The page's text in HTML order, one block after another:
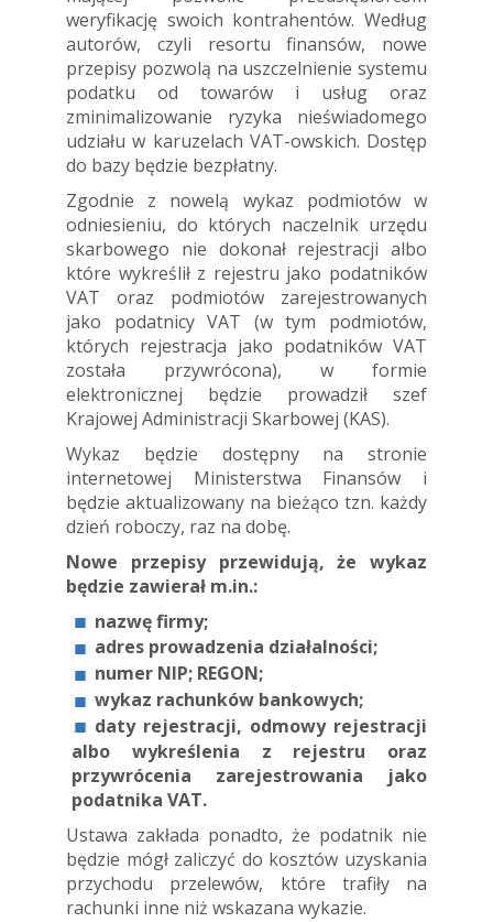
weryfikację swoich kontrahentów. Według
autorów, czyli resortu finansów, nowe
przepisy pozwolą na uszczelnienie systemu
podatku od towarów i usług oraz
zminimalizowanie ryzyka nieświadomego
udziału w karuzelach VAT-owskich. Dostęp
do bazy będzie bezpłatny.
Zgodnie z nowelą wykaz podmiotów w
odniesieniu, do których naczelnik urzędu
skarbowego nie dokonał rejestracji albo
które wykreślił z rejestru jako podatników
VAT oraz podmiotów zarejestrowanych
jako podatnicy VAT (w tym podmiotów,
których rejestracja jako podatników VAT
została przywrócona), w formie
elektronicznej będzie prowadził szef
Krajowej Administracji Skarbowej (KAS).
Wykaz będzie dostępny na stronie
internetowej Ministerstwa Finansów i
będzie aktualizowany na bieżąco tzn. każdy
dzień roboczy, raz na dobę.
Nowe przepisy przewidują, że wykaz
będzie zawierał m.in.:
nazwę firmy;
adres prowadzenia działalności;
numer NIP; REGON;
wykaz rachunków bankowych;
daty rejestracji, odmowy rejestracji
albo wykreślenia z rejestru oraz
przywrócenia zarejestrowania jako
podatnika VAT.
Ustawa zakłada ponadto, że podatnik nie
będzie mógł zaliczyć do kosztów uzyskania
przychodu przelewów, które trafiły na
rachunki inne niż wskazana wykazie.